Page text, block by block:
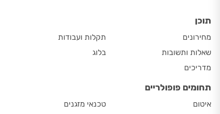
תוכן
מחירונים
שאלות ותשובות
מדריכים
תקלות ועבודות
בלוג
תחומים פופולריים
איטום
טכנאי מזגנים